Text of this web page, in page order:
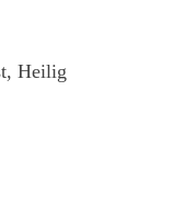
Heilig